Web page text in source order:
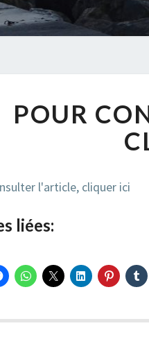
POUR
l'article, cliquer ici
liées: